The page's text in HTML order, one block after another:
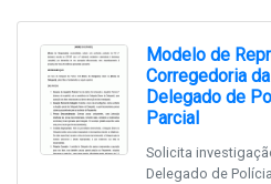
Modelo de
Corregedoria
Delegado de
Parcial
Solicita
Delegado de